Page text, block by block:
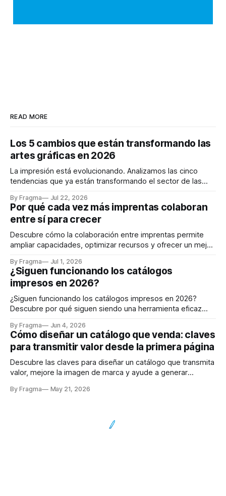
READ MORE
Los 5 cambios que están transformando las
artes gráficas en 2026
La impresión está evolucionando. Analizamos las cinco
tendencias que ya están transformando el sector de las
By Fragma Jul 22, 2026
Por qué cada vez más imprentas colaboran
entre sí para crecer
Descubre cómo la colaboración entre imprentas permite
ampliar capacidades, optimizar recursos y ofrecer un mejor
By Fragma Jul 1, 2026
¿Siguen funcionando los catálogos
impresos en 2026?
¿Siguen funcionando los catálogos impresos en 2026?
Descubre por qué siguen siendo una herramienta eficaz
By Fragma Jun 4, 2026
Cómo diseñar un catálogo que venda: claves
para transmitir valor desde la primera página
Descubre las claves para diseñar un catálogo que transmita
valor, mejore la imagen de marca y ayude a generar
By Fragma May 21, 2026